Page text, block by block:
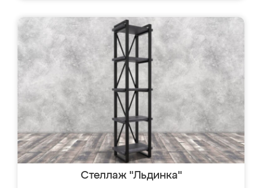
Стеллаж "Льдинка"